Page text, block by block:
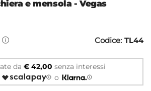
e mensola - Vegas
Codice: TL44
da € 42,00 senza interessi
o